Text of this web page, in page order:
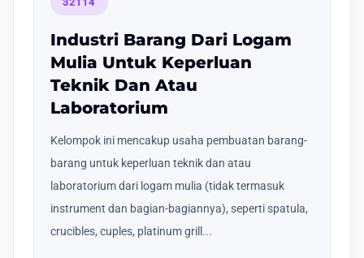
Industri Barang Dari Logam
Mulia Untuk Keperluan
Teknik Dan Atau
Laboratorium
Kelompok ini mencakup usaha pembuatan barang-
barang untuk keperluan teknik dan atau
laboratorium dari logam mulia (tidak termasuk
instrument dan bagian-bagiannya), seperti spatula,
crucibles, cuples, platinum grill...